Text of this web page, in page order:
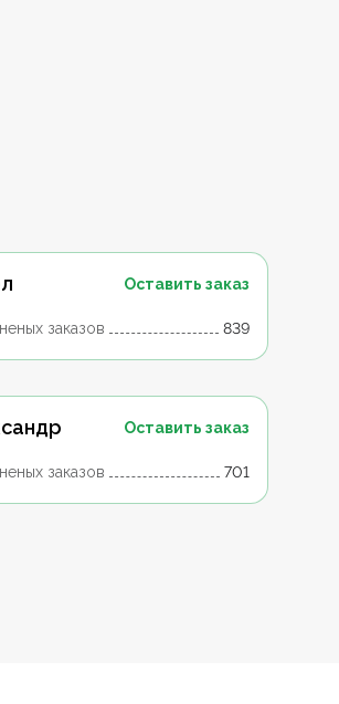
Оставить заказ
заказов 839
Оставить заказ
заказов 701